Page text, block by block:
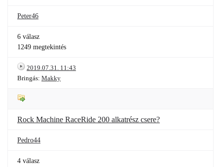
Peter46
6 válasz
1249 megtekintés
2019.07.31. 11:43
Bringás: Makky
Rock Machine RaceRide 200 alkatrész csere?
Pedro44
4 válasz